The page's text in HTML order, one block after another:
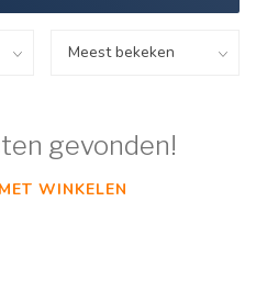
gevonden!
WINKELEN